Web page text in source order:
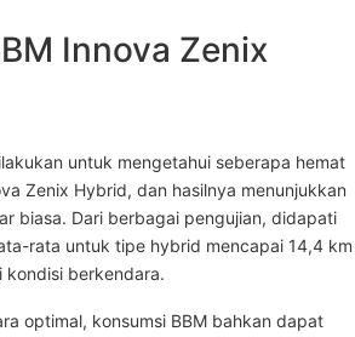
Innova Zenix
untuk mengetahui seberapa hemat
Zenix Hybrid, dan hasilnya menunjukkan
biasa. Dari berbagai pengujian, didapati
rata untuk tipe hybrid mencapai 14,4 km
kondisi berkendara.
optimal, konsumsi BBM bahkan dapat